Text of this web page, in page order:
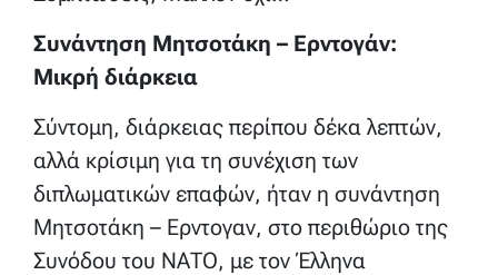
Συνάντηση Μητσοτάκη – Ερντογάν:
Μικρή διάρκεια
Σύντομη, διάρκειας περίπου δέκα λεπτών,
αλλά κρίσιμη για τη συνέχιση των
διπλωματικών επαφών, ήταν η συνάντηση
Μητσοτάκη – Ερντογαν, στο περιθώριο της
Συνόδου του ΝΑΤΟ, με τον Έλληνα